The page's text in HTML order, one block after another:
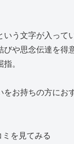
いう文字が入って
びや思念伝達を得
。
をお持ちの方にお
を見てみる